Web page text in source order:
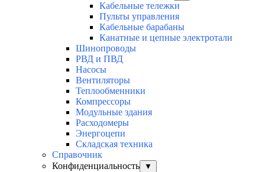
Кабельные тележки
Пульты управления
Кабельные барабаны
Канатные и цепные электротали
Шинопроводы
РВД и ПВД
Насосы
Вентиляторы
Теплообменники
Компрессоры
Модульные здания
Расходомеры
Энергоцепи
Складская техника
Справочник
Конфиденциальность
▼